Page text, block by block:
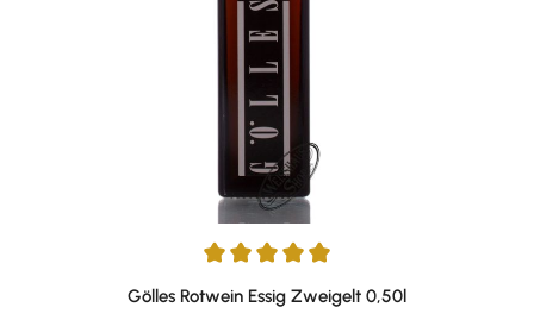
Durchschnittliche Bewertung von 4.88 von 5 Sternen
Gölles Rotwein Essig Zweigelt 0,50l